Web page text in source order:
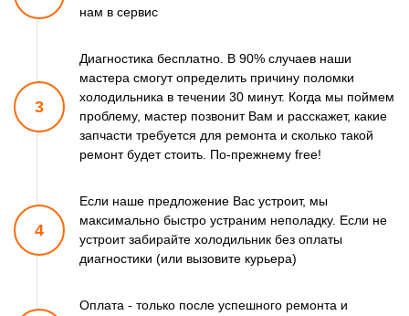
нам в сервис
3
Диагностика бесплатно. В 90% случаев наши
мастера смогутопределить причину поломки
холодильника в течении 30 минут. Когда мы поймем
проблему, мастер позвонит Вам и расскажет, какие
запчасти требуется для ремонта и сколько такой
ремонтбудет стоить. По-прежнему free!
4
Если наше предложение Вас устроит, мы
максимально быстро устраним неполадку. Если не
устроит забирайте холодильник без оплаты
диагностики (или вызовите курьера)
Оплата - только после успешного ремонта и